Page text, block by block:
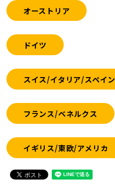
オーストリア
ドイツ
スイス/イタリア/スペイン
フランス/ベネルクス
イギリス/東欧/アメリカ